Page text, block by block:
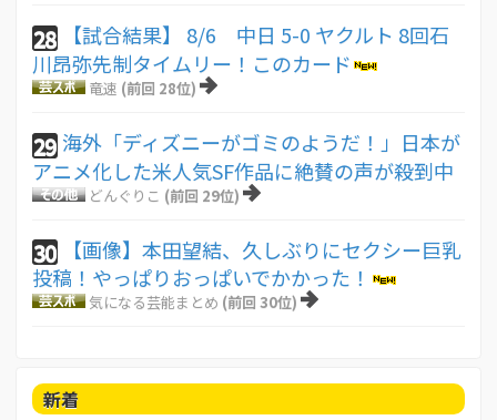
28
【試合結果】 8/6 中日 5-0 ヤクルト 8回石
川昂弥先制タイムリー！このカード
竜速 (前回 28位)
29 海外「ディズニーがゴミのようだ！」日本が
アニメ化した米人気SF作品に絶賛の声が殺到中
どんぐりこ (前回 29位)
30
【画像】本田望結、久しぶりにセクシー巨乳
投稿！やっぱりおっぱいでかかった！
気になる芸能まとめ (前回 30位)
新着